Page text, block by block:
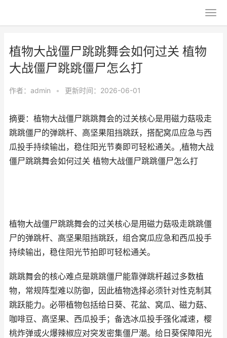
植物大战僵尸跳跳舞会如何过关 植物
大战僵尸跳跳僵尸怎么打
作者： admin • 更新时间：2026-06-01
摘要：植物大战僵尸跳跳舞会的过关核心是用磁力菇吸走
跳跳僵尸的弹跳杆、高坚果阻挡跳跃，搭配窝瓜应急与西
瓜投手持续输出，稳住阳光节奏即可轻松通关。,植物大战
僵尸跳跳舞会如何过关 植物大战僵尸跳跳僵尸怎么打
植物大战僵尸跳跳舞会的过关核心是用磁力菇吸走跳跳僵
尸的弹跳杆、高坚果阻挡跳跃，组合窝瓜应急和西瓜投手
持续输出，稳住阳光节拍即可轻松通关。
跳跳舞会的核心难点是跳跳僵尸能靠弹跳杆越过多数植
物，常规阵型难以防御，因此植物选择必须针对性克制其
跳跃能力。必带植物包括给日葵、花盆、窝瓜、磁力菇、
咖啡豆、高坚果、西瓜投手；备选冰瓜投手强化减速，樱
桃炸弹或火爆辣椒应对突发密集僵尸潮。给日葵保障阳光